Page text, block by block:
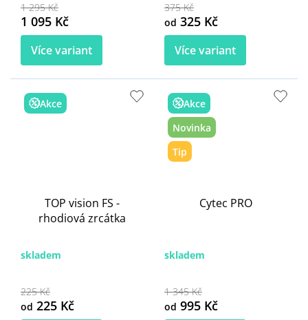
1 295 Kč
1 095 Kč
Více variant
375 Kč
od 325 Kč
Více variant
Akce
TOP vision FS -
rhodiová zrcátka
skladem
225 Kč
od 225 Kč
Akce
Novinka
Tip
Cytec PRO
skladem
1 345 Kč
od 995 Kč